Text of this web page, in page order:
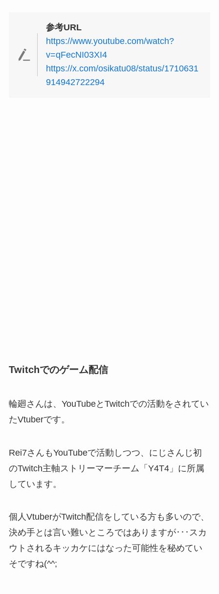
参考URL
https://www.youtube.com/watch?
v=qFecNI03XI4
https://x.com/osikatu08/status/1710631
914942722294
Twitchでのゲーム配信
輪廻さんは、YouTubeとTwitchでの活動をされてい
たVtuberです。
Rei7さんもYouTubeで活動しつつ、にじさんじ初
のTwitch主軸ストリーマーチーム「Y4T4」に所属
しています。
個人VtuberがTwitch配信をしている方も多いので、
決め手とは言い難いところではありますが･･･スカ
ウトされるキッカケにはなった可能性を秘めてい
そですね(^^;